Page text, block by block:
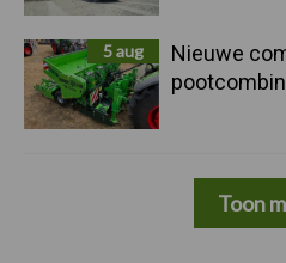
5 aug
Nieuwe
Toon